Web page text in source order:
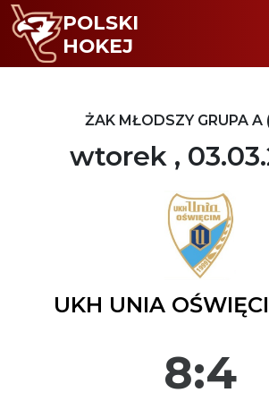
POLSKI
HOKEJ
ŻAK MŁODSZY GRUPA A
wtorek ,
UKH UNIA
8:4